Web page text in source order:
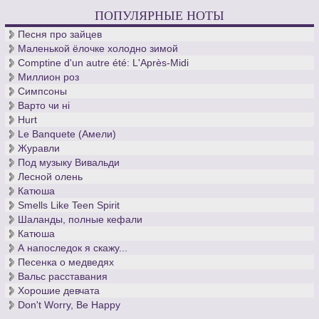
ПОПУЛЯРНЫЕ НОТЫ
Песня про зайцев
Маленькой ёлочке холодно зимой
Comptine d'un autre été: L'Après-Midi
Миллион роз
Симпсоны
Варто чи нi
Hurt
Le Banquete (Амели)
Журавли
Под музыку Вивальди
Лесной олень
Катюша
Smells Like Teen Spirit
Шаланды, полные кефали
Катюша
А напоследок я скажу...
Песенка о медведях
Вальс расставания
Хорошие девчата
Don't Worry, Be Happy